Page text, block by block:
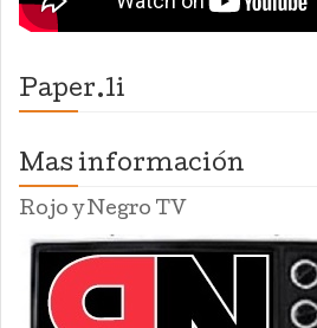
Paper.li
Mas información
Rojo y Negro TV